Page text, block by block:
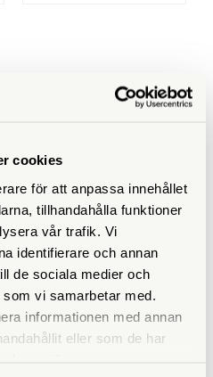
cookies
för att anpassa innehållet
tillhandahålla funktioner
vår trafik. Vi
identifierare och annan
de sociala medier och
vi samarbetar med.
informationen med annan
eller som de har
Foma
Foma DX-Kod Klistermärken